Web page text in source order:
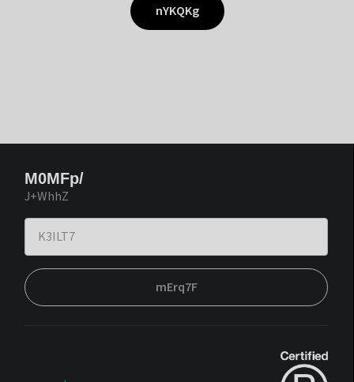
nYKQKg
M0MFp/
J+WhhZ
mErq7F